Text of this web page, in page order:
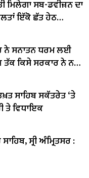
ਮਿਲੇਗਾ ਸਬ-ਡਵੀਜ਼ਨ ਦਾ
ਇੱਕੋ ਛੱਤ ਹੇਠ
ਭਗਵੰਤ ਮਾਨ
ਨੇ ਸਨਾਤਨ ਧਰਮ ਲਈ
ਤੱਕ ਕਿਸੇ ਸਰਕਾਰ ਨੇ ਨਹੀਂ
ਸਾਹਿਬ ਸਕੱਤਰੇਤ ‘ਤੇ
ਤੇ ਵਿਧਾਇਕ
ਸ੍ਰੀ ਅੰਮ੍ਰਿਤਸਰ :